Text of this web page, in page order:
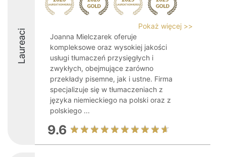
Laureaci
Pokaż więcej >>
Joanna Mielczarek oferuje
kompleksowe oraz wysokiej jakości
usługi tłumaczeń przysięgłych i
zwykłych, obejmujące zarówno
przekłady pisemne, jak i ustne. Firma
specjalizuje się w tłumaczeniach z
języka niemieckiego na polski oraz z
polskiego ...
9.6